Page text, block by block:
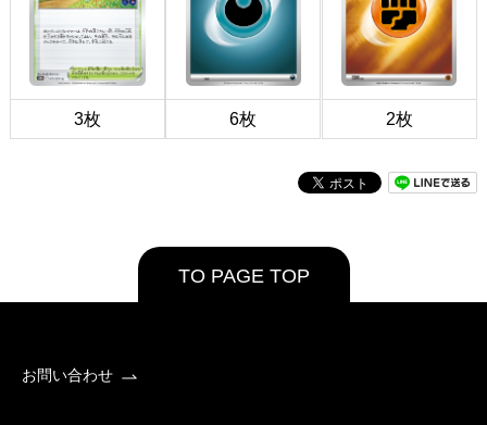
3枚 6枚 2枚
TO PAGE TOP
お問い合わせ